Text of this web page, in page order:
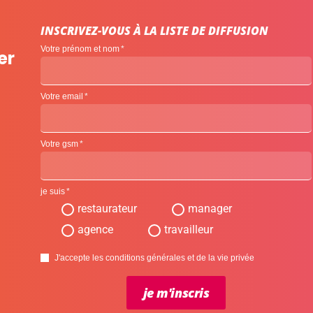
INSCRIVEZ-VOUS À LA LISTE DE DIFFUSION
Votre prénom et nom
Votre email
Votre gsm
je suis
restaurateur
manager
agence
travailleur
J'accepte les conditions générales et de la vie privée
je m'inscris